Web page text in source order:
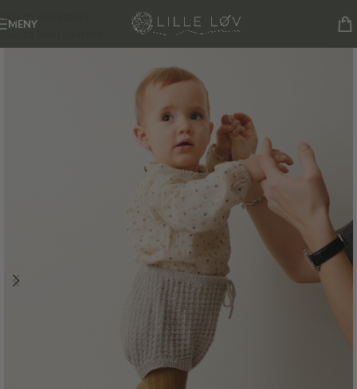
Skip to navigation
Skip to main content
MENY